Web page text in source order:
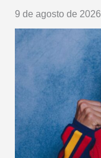
9 de agosto de 2026